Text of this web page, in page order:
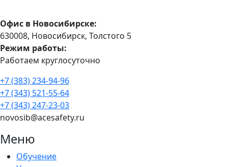
Офис в Новосибирске:
630008, Новосибирск, Толстого 5
Режим работы:
Работаем круглосуточно
+7 (383) 234-94-96
+7 (343) 521-55-64
+7 (343) 247-23-03
novosib@acesafety.ru
Меню
Обучение